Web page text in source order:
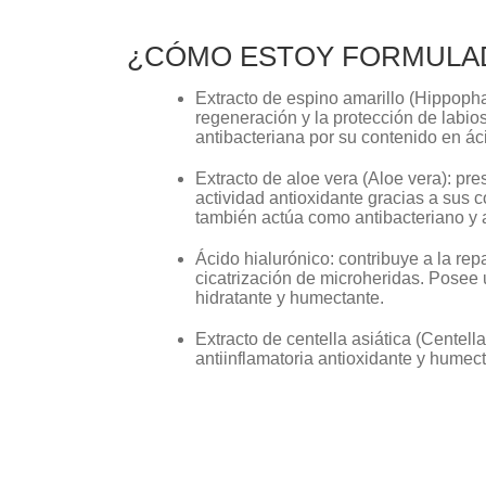
¿CÓMO ESTOY
Extracto de espino amarillo
regeneración y la protección de
antibacteriana por su contenido en
Extracto de aloe vera (Aloe vera):
actividad antioxidante gracias a sus
también actúa como antibacteriano y
Ácido hialurónico: contribuye a la
cicatrización de microheridas. Posee
hidratante y humectante.
Extracto de centella asiática
antiinflamatoria antioxidante y